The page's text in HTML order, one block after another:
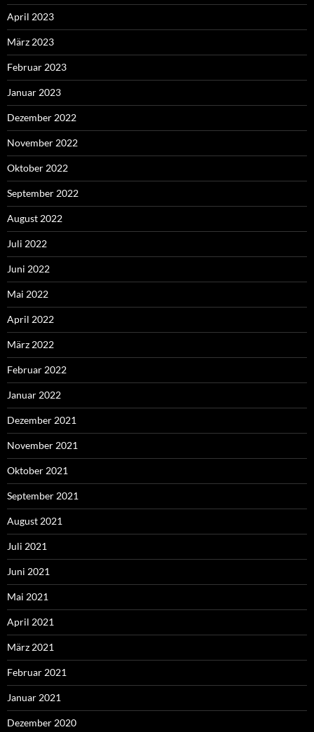
April 2023
März 2023
Februar 2023
Januar 2023
Dezember 2022
November 2022
Oktober 2022
September 2022
August 2022
Juli 2022
Juni 2022
Mai 2022
April 2022
März 2022
Februar 2022
Januar 2022
Dezember 2021
November 2021
Oktober 2021
September 2021
August 2021
Juli 2021
Juni 2021
Mai 2021
April 2021
März 2021
Februar 2021
Januar 2021
Dezember 2020